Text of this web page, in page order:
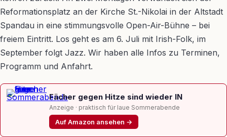
Reformationsplatz an der Kirche St.-Nikolai in der Altstadt
Spandau in eine stimmungsvolle Open-Air-Bühne – bei
freiem Eintritt. Los geht es am 6. Juli mit Irish-Folk, im
September folgt Jazz. Wir haben alle Infos zu Terminen,
Programm und Anfahrt.
Fächer gegen Hitze sind wieder IN
Anzeige · praktisch für laue Sommerabende
Auf Amazon ansehen →